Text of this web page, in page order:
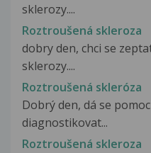
sklerozy....
Roztroušená skleroza
dobry den, chci se
sklerozy....
Roztroušená skleróza
Dobrý den, dá se
diagnostikovat...
Roztroušená skleroza